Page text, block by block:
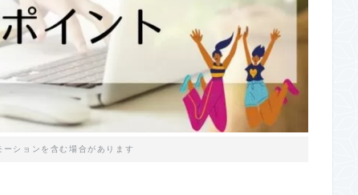
ーションを含む場合があります